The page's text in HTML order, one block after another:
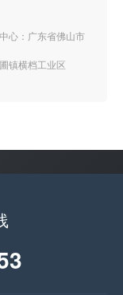
心：广东省佛山市
镇横档工业区